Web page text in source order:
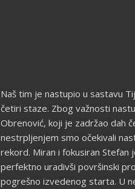
Naš tim je nastupio u sastavu
četiri staze. Zbog važnosti
Obrenović, koji je zadržao dah
nestrpljenjem smo očekivali
rekord. Miran i fokusiran
perfektno uradivši površinski
pogrešno izvedenog starta. U